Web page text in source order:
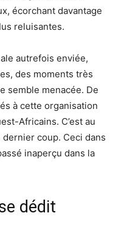
écorchant davantage
reluisantes.
autrefois enviée,
des moments très
semble menacée. De
à cette organisation
Africains. C’est au
dernier coup. Ceci dans
inaperçu dans la
dédit